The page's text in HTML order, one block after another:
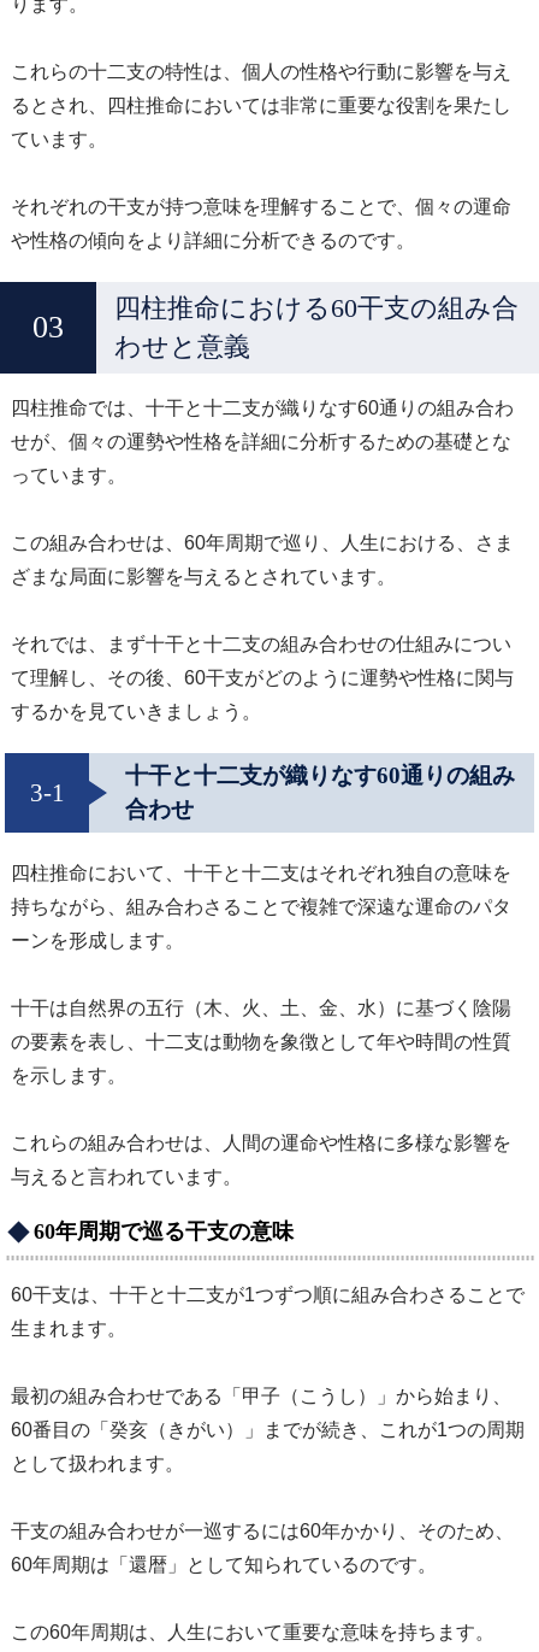
ります。
これらの十二支の特性は、個人の性格や行動に影響を与え
るとされ、四柱推命においては非常に重要な役割を果たし
ています。
それぞれの干支が持つ意味を理解することで、個々の運命
や性格の傾向をより詳細に分析できるのです。
四柱推命における60干支の組み合
わせと意義
四柱推命では、十干と十二支が織りなす60通りの組み合わ
せが、個々の運勢や性格を詳細に分析するための基礎とな
っています。
この組み合わせは、60年周期で巡り、人生における、さま
ざまな局面に影響を与えるとされています。
それでは、まず十干と十二支の組み合わせの仕組みについ
て理解し、その後、60干支がどのように運勢や性格に関与
するかを見ていきましょう。
3-1
十干と十二支が織りなす60通りの組み
合わせ
四柱推命において、十干と十二支はそれぞれ独自の意味を
持ちながら、組み合わさることで複雑で深遠な運命のパタ
ーンを形成します。
十干は自然界の五行（木、火、土、金、水）に基づく陰陽
の要素を表し、十二支は動物を象徴として年や時間の性質
を示します。
これらの組み合わせは、人間の運命や性格に多様な影響を
与えると言われています。
60年周期で巡る干支の意味
60干支は、十干と十二支が1つずつ順に組み合わさることで
生まれます。
最初の組み合わせである「甲子（こうし）」から始まり、
60番目の「癸亥（きがい）」までが続き、これが1つの周期
として扱われます。
干支の組み合わせが一巡するには60年かかり、そのため、
60年周期は「還暦」として知られているのです。
この60年周期は、人生において重要な意味を持ちます。